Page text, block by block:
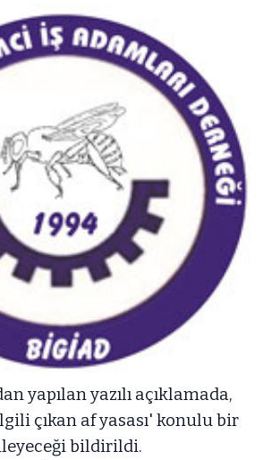
yapılan yazılı açıklamada,
çıkan af yasası' konulu bir
bildirildi.